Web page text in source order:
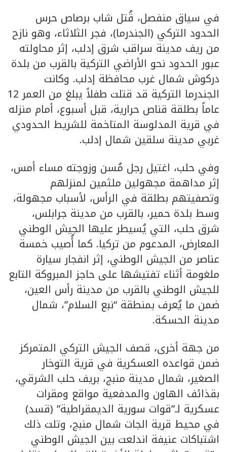
في سياق منفصل، قُتل شاب برصاص حرس
الحدود التركي (الجندرما)، فجر الثلاثاء، وهو نازح
من ريف مدينة سراقب شرق إدلب، إثر محاولته
عبور الحدود نحو الأراضي التركية بالقرب من بلدة
دركوش شمال غرب محافظة إدلب. وكانت
الجندرما التركية قد قتلت طفلاً يبلغ من العمر 12
عاماً بطلقة قناص حرارية، قبل أسبوع، أمام منزله
في قرية المدلوسة المتاخمة للشريط الحدودي
غربي مدينة سلقين شمال إدلب.
وفي حلب، اغتيل رجل مُسن وزوجته مساء أمس،
إثر مداهمة مجهولين ملثمين لمنزلهم
وتصفيتهم بطلقة في الرأس، لأسباب مجهولة،
وسط بلدة حمير، بالقرب من مدينة جرابلس،
شرق حلب، التي يُسيطر عليها الجيش الوطني
المعارض، المدعوم من تركيا. كما أُصيب خمسة
عناصر من الجيش الوطني، إثر انفجار سيارة
ملغومة أثناء تفتيشها على حاجز المبروكة التابع
للجيش الوطني بالقرب من مدينة رأس العين،
ضمن ما يُعرف بمنطقة “نبع السلام”، شمال
مدينة الحسكة.
من جهة أخرى، قصف الجيش التركي المتمركز
ضمن قواعده العسكرية في قرية التوخار
الصغير، شمال مدينة منبج، بريف حلب الشرقي،
بقذائف الهاون والمدفعية مواقع ومقرات
عسكرية لـ”قوات سورية الديمقراطية” (قسد)
في محيط قرية الجات شمال منبج، وتلت ذلك
اشتباكات عنيفة اندلعت بين الجيش الوطني